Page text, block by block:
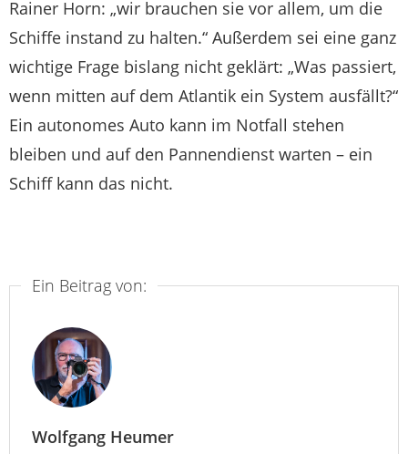
Rainer Horn: „wir brauchen sie vor allem, um die
Schiffe instand zu halten.“ Außerdem sei eine ganz
wichtige Frage bislang nicht geklärt: „Was passiert,
wenn mitten auf dem Atlantik ein System ausfällt?“
Ein autonomes Auto kann im Notfall stehen
bleiben und auf den Pannendienst warten – ein
Schiff kann das nicht.
Ein Beitrag von:
Wolfgang Heumer